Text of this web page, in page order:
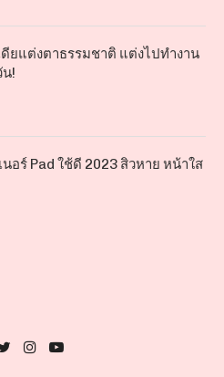
ดียแต่งตาธรรมชาติ แต่งไปทำงาน
!
นอร์ Pad ใช้ดี 2023 สิวหาย หน้าใส